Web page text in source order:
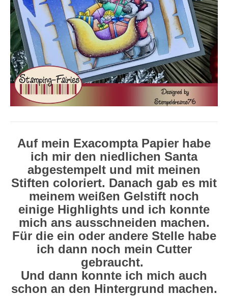
Auf mein Exacompta Papier habe
ich mir den niedlichen Santa
abgestempelt und mit meinen
Stiften coloriert. Danach gab es mit
meinem weißen Gelstift noch
einige Highlights und ich konnte
mich ans ausschneiden machen.
Für die ein oder andere Stelle habe
ich dann noch mein Cutter
gebraucht.
Und dann konnte ich mich auch
schon an den Hintergrund machen.